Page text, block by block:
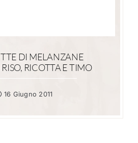
DI MELANZANE
RICOTTA E TIMO
16 Giugno 2011